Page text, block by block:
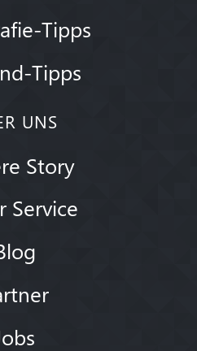
Tipps
Tipps
UNS
Story
Service